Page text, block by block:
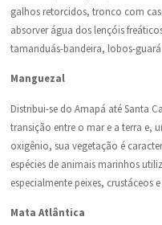
galhos retorcidos, tronco com
absorver água dos lençóis
tamanduás-bandeira, lobos-guará
Manguezal
Distribui-se do Amapá até Santa
transição entre o mar e a terra e,
oxigênio, sua vegetação é
espécies de animais marinhos
especialmente peixes, crustáceos
Mata Atlântica